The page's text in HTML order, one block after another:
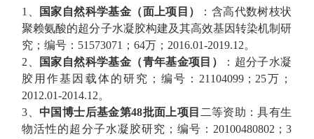
1 国家自然科学基金（面上项目）
：含高代数树枝状
聚赖氨酸的超分子水凝胶构建及其高效基因转染机制研
究；编号： 51573071 ；64万； 2016.01-2019.12。
2
国家自然科学基金（青年基金项目）
：超分子水凝
胶用作基因载体的研究；编号： 21104099 ； 25万；
2012.01-2014.12。
3
中国博士后基金第48批面上项目 二等资助：具有生
物活性的超分子水凝胶研究；编号： 20100480802 ；3